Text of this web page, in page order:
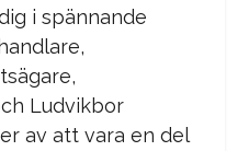
i spännande
Ludvikbor
av att vara en del